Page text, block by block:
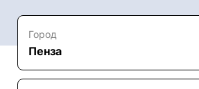
Город
Пенза